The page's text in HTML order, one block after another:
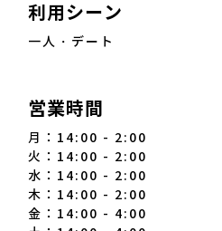
利用シーン
一人・デート
営業時間
月：14:00 - 2:00
火：14:00 - 2:00
水：14:00 - 2:00
木：14:00 - 2:00
金：14:00 - 4:00